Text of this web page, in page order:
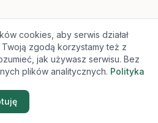
cookies, aby serwis działał
Twoją zgodą korzystamy też z
jak używasz serwisu. Bez
plików analitycznych. Polityka